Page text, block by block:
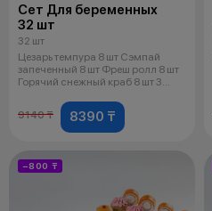
Сет Для беременных
32 шт
32 шт
Цезарь темпура 8 шт Сэмпай
запеченный 8 шт Фреш ролл 8 шт
Горячий снежный краб 8 шт 3
9140 ₸
8390 ₸
−800 ₸